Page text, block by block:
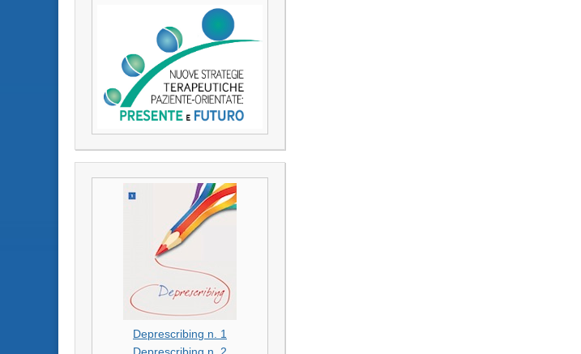
Deprescribing n. 1